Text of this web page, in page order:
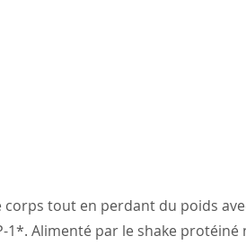
corps tout en perdant du poids
1*. Alimenté par le shake protéiné